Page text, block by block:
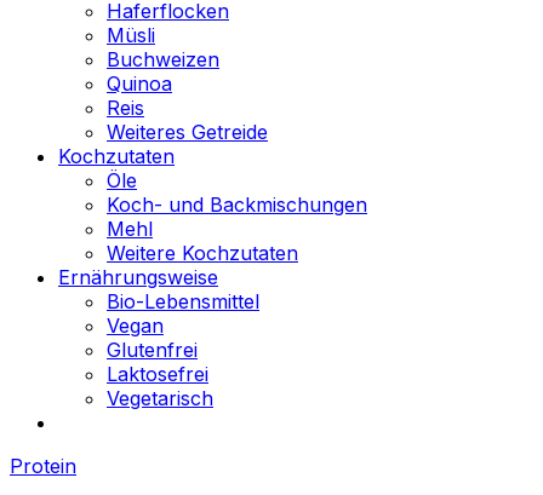
Haferflocken
Müsli
Buchweizen
Quinoa
Reis
Weiteres Getreide
Kochzutaten
Öle
Koch- und Backmischungen
Mehl
Weitere Kochzutaten
Ernährungsweise
Bio-Lebensmittel
Vegan
Glutenfrei
Laktosefrei
Vegetarisch
Protein